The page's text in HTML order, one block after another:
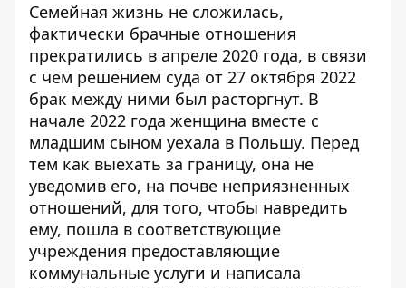
Семейная жизнь не сложилась,
фактически брачные отношения
прекратились в апреле 2020 года, в связи
с чем решением суда от 27 октября 2022
брак между ними был расторгнут. В
начале 2022 года женщина вместе с
младшим сыном уехала в Польшу. Перед
тем как выехать за границу, она не
уведомив его, на почве неприязненных
отношений, для того, чтобы навредить
ему, пошла в соответствующие
учреждения предоставляющие
коммунальные услуги и написала